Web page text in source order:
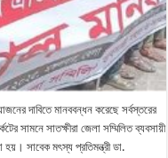
দাবিতে মানববন্ধন করেছে সর্বস্তরের
সামনে সাতক্ষীরা জেলা সম্মিলিত ব্যবসায়ী
সাবেক মৎস্য প্রতিমন্ত্রী ডা.